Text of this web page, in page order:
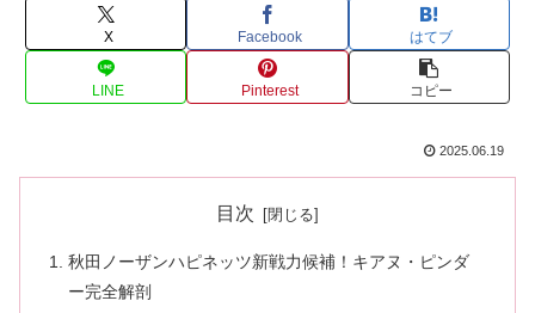
X Facebook はてブ
LINE Pinterest コピー
2025.06.19
目次
秋田ノーザンハピネッツ新戦力候補！キアヌ・ピンダ
ー完全解剖